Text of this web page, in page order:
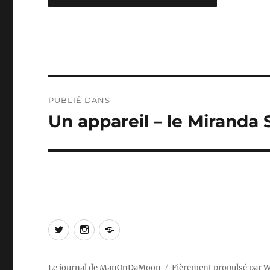
de
PUBLIÉ DANS
Un appareil – le Miranda
TwitterInstagram
Log
Le journal de ManOnDaMoon Fièrement propulsé par